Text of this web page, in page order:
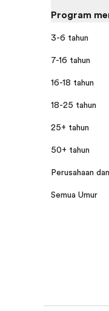
Program
3-6 tahun
7-16 tahun
16-18 tahun
18-25 tahun
25+ tahun
50+ tahun
Perusahaan
Semua Umur